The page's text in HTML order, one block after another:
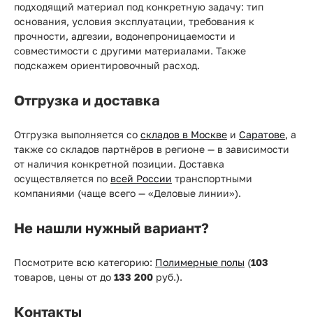
подходящий материал под конкретную задачу: тип
основания, условия эксплуатации, требования к
прочности, адгезии, водонепроницаемости и
совместимости с другими материалами. Также
подскажем ориентировочный расход.
Отгрузка и доставка
Отгрузка выполняется со складов в Москве и Саратове, а
также со складов партнёров в регионе — в зависимости
от наличия конкретной позиции. Доставка
осуществляется по всей России транспортными
компаниями (чаще всего — «Деловые линии»).
Не нашли нужный вариант?
Посмотрите всю категорию: Полимерные полы (103
товаров, цены от до 133 200 руб.).
Контакты